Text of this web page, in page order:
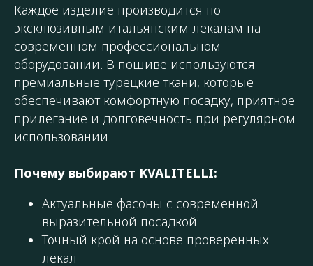
Каждое изделие производится по
эксклюзивным итальянским лекалам на
современном профессиональном
оборудовании. В пошиве используются
премиальные турецкие ткани, которые
обеспечивают комфортную посадку, приятное
прилегание и долговечность при регулярном
использовании.
Почему выбирают KVALITELLI:
Актуальные фасоны с современной
выразительной посадкой
Точный крой на основе проверенных
лекал